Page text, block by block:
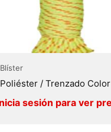
Blíster
Poliéster / Trenzado Color